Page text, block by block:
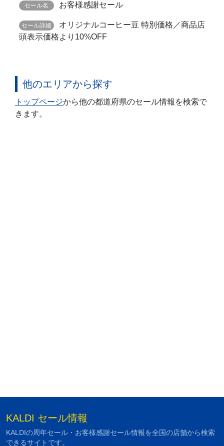
お客様感謝セール
オリジナルコーヒー豆 特別価格／商品店
頭表示価格より10%OFF
他のエリアから探す
トップページから他の都道府県のセール情報を検索で
きます。
KALDI セール情報
KALDIの周年セール・お客様感謝セール情報を全国の店舗から検索
できるサイトです。